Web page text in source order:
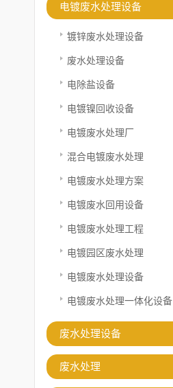
电镀废水处理设备
镀锌废水处理设备
废水处理设备
电除盐设备
电镀镍回收设备
电镀废水处理厂
混合电镀废水处理
电镀废水处理方案
电镀废水回用设备
电镀废水处理工程
电镀园区废水处理
电镀废水处理设备
电镀废水处理一体化设备
废水处理设备
废水处理